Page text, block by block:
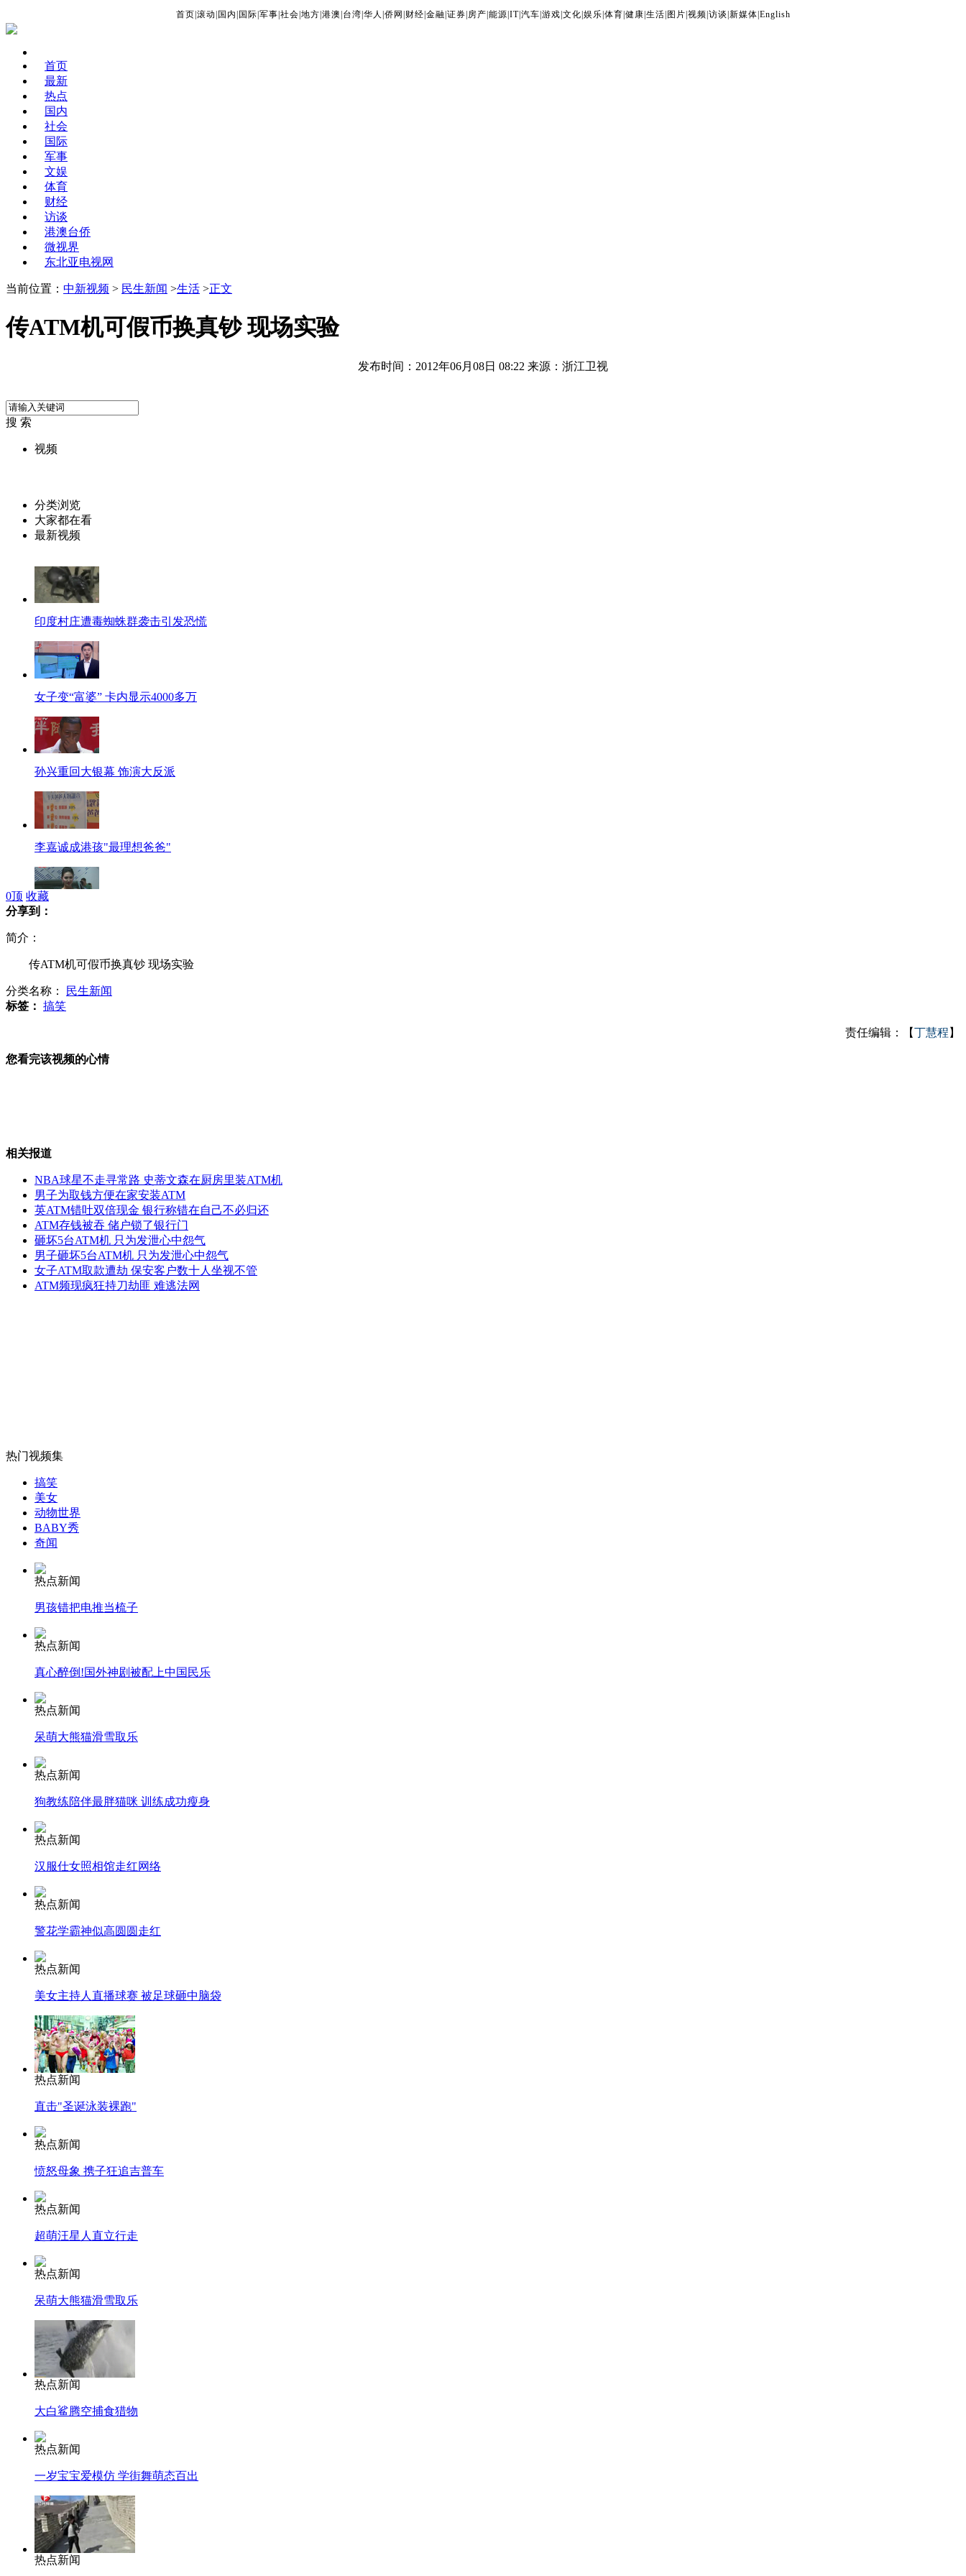
首页 滚动 国内 国际 军事 社会 地方 港澳 台湾 华人 侨网 财经 金融 证券 房产 能源 IT| 汽车 游戏 文化 娱乐 体育 健康 生活 图片 视频 访谈 新媒体 English
首页
最新
热点
国内
社会
国际
军事
文娱
体育
财经
访谈
港澳台侨
微视界
东北亚电视网
当前位置： 中新视频 > 民生新闻 >生活 >正文
传ATM机可假币换真钞 现场实验
发布时间：2012年06月08日 08:22 来源：浙江卫视
搜 索
视频
分类浏览
大家都在看
最新视频
印度村庄遭毒蜘蛛群袭击引发恐慌
女子变“富婆” 卡内显示4000多万
孙兴重回大银幕 饰演大反派
李嘉诚成港孩"最理想爸爸"
小学邻拆迁楼上课 校方称无安全隐患
甘相伟:从保安到北大学子
北大保安甘相伟忆求学心酸往事
外交部：反对强权政治霸凌主义
外交部：有关国家言论片面不公正
安徽一实载49人客车翻车
消防员救轻生者
司机酒驾遇交警 急速倒车逃窜
0顶 收藏
分享到：
简介：
传ATM机可假币换真钞 现场实验
分类名称：
民生新闻
标签： 搞笑
责任编辑：【丁慧程 】
您看完该视频的心情
相关报道
NBA球星不走寻常路 史蒂文森在厨房里装ATM机
男子为取钱方便在家安装ATM
英ATM错吐双倍现金 银行称错在自己不必归还
ATM存钱被吞 储户锁了银行门
砸坏5台ATM机 只为发泄心中怨气
男子砸坏5台ATM机 只为发泄心中怨气
女子ATM取款遭劫 保安客户数十人坐视不管
ATM频现疯狂持刀劫匪 难逃法网
热门视频集
搞笑
美女
动物世界
BABY秀
奇闻
热点新闻
男孩错把电推当梳子
热点新闻
真心醉倒!国外神剧被配上中国民乐
热点新闻
呆萌大熊猫滑雪取乐
热点新闻
狗教练陪伴最胖猫咪 训练成功瘦身
热点新闻
汉服仕女照相馆走红网络
热点新闻
警花学霸神似高圆圆走红
热点新闻
美女主持人直播球赛 被足球砸中脑袋
热点新闻
直击"圣诞泳装裸跑"
热点新闻
愤怒母象 携子狂追吉普车
热点新闻
超萌汪星人直立行走
热点新闻
呆萌大熊猫滑雪取乐
热点新闻
大白鲨腾空捕食猎物
热点新闻
一岁宝宝爱模仿 学街舞萌态百出
热点新闻